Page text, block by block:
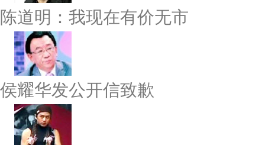
陈道明：我现在有价无市
侯耀华发公开信致歉